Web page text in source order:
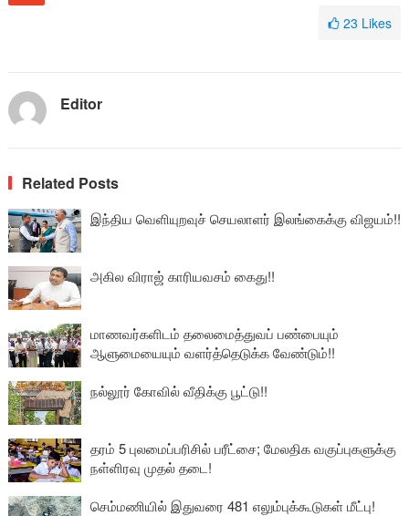
23 Likes
Editor
Related Posts
இந்திய வெளியுறவுச் செயலாளர் இலங்கைக்கு விஜயம்!!
அகில விராஜ் காரியவசம் கைது!!
மாணவர்களிடம் தலைமைத்துவப் பண்பையும்
ஆளுமையையும் வளர்த்தெடுக்க வேண்டும்!!
நல்லூர் கோவில் வீதிக்கு பூட்டு!!
தரம் 5 புலமைப்பரிசில் பரீட்சை; மேலதிக வகுப்புகளுக்கு
நள்ளிரவு முதல் தடை!
செம்மணியில் இதுவரை 481 எலும்புக்கூடுகள் மீட்பு!